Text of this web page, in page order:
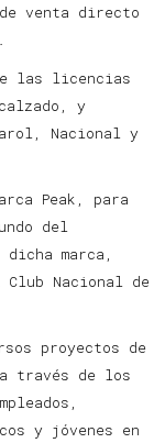
venta directo
las licencias
y
Nacional y
Peak, para
del
marca,
Nacional de
proyectos de
través de los
y jóvenes en